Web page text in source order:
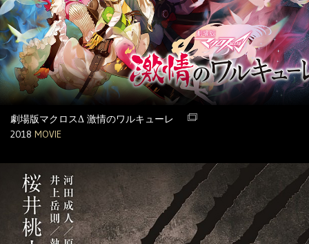
劇場版マクロスΔ 激情のワルキューレ
2018 MOVIE